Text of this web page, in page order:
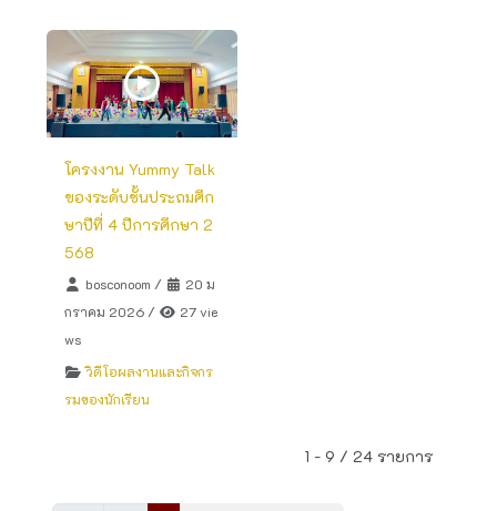
โครงงาน Yummy Talk
ของระดับชั้นประถมศึก
ษาปีที่ 4 ปีการศึกษา 2
568
bosconoom /
20 ม
กราคม 2026 /
27 vie
ws
วิดีโอผลงานและกิจกร
รมของนักเรียน
1 - 9 / 24 รายการ